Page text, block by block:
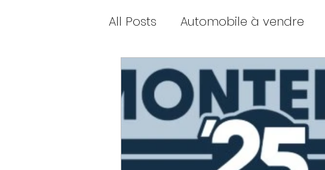
All Posts Automobile à vendre